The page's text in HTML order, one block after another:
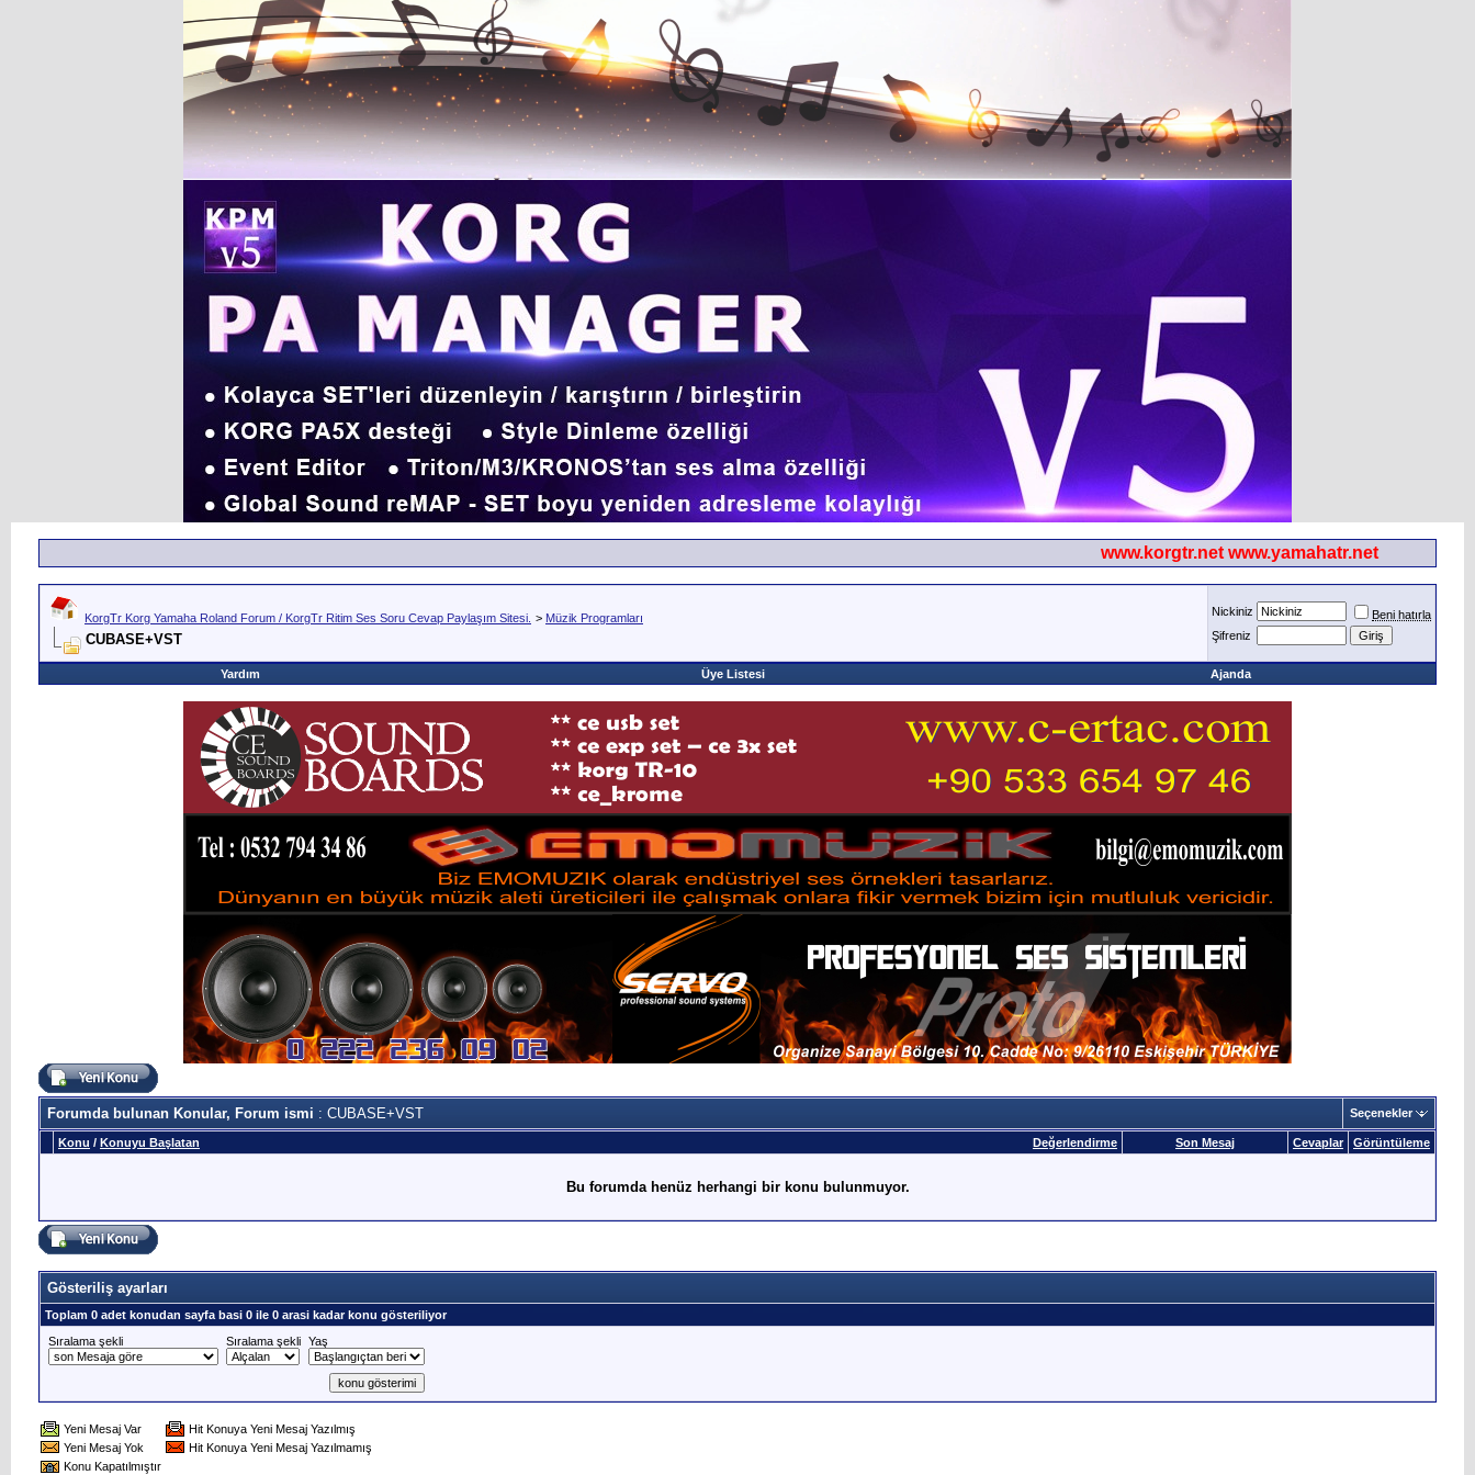
www.korgtr.net www.yamahatr.net
KorgTr Korg Yamaha Roland Forum / KorgTr Ritim Ses Soru Cevap Paylaşım Sitesi. > Müzik Programları
CUBASE+VST
Nickiniz
Beni hatırla
Şifreniz
Yardım Üye Listesi Ajanda
Forumda bulunan Konular, Forum ismi : CUBASE+VST Seçenekler
Değerlendirme
Konu / Konuyu Başlatan Son Mesaj Cevaplar Görüntüleme
Bu forumda henüz herhangi bir konu bulunmuyor.
Gösteriliş ayarları
Toplam 0 adet konudan sayfa basi 0 ile 0 arasi kadar konu gösteriliyor
Sıralama şekli
Sıralama şekli Yaş
Yeni Mesaj Var
Hit Konuya Yeni Mesaj Yazılmış
Yeni Mesaj Yok
Hit Konuya Yeni Mesaj Yazılmamış
Konu Kapatılmıştır